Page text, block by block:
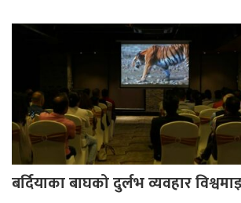
बर्दियाका बाघको दुर्लभ व्यवहार